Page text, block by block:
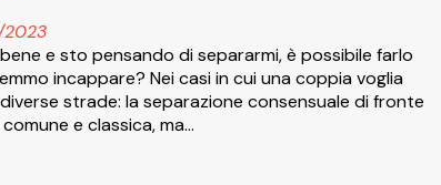
2023
e sto pensando di separarmi, è possibile farlo
incappare? Nei casi in cui una coppia voglia
strade: la separazione consensuale di fronte
e classica, ma…